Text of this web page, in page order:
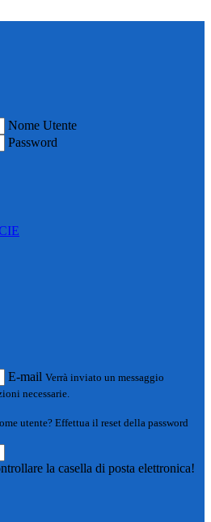
Nome Utente
Password
E-mail Verrà inviato un messaggio
necessarie.
utente? Effettua il reset della password
la casella di posta elettronica!